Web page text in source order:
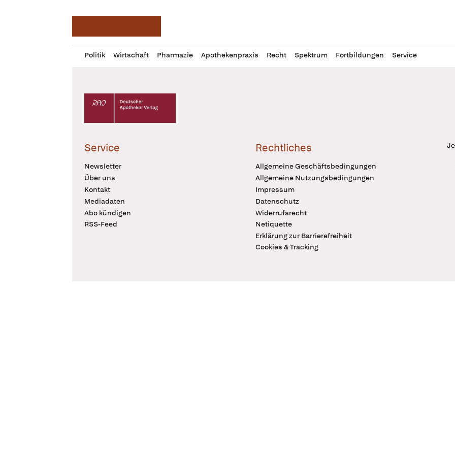
Politik Wirtschaft Pharmazie Apothekenpraxis Recht Spektrum Fortbildungen Service
Profil
öffnen
Daz
Pur
Deutscher Apotheker Verlag Logo
Service
Newsletter
Über uns
Kontakt
Mediadaten
Abo kündigen
RSS-Feed
Rechtliches
Allgemeine Geschäftsbedingungen
Allgemeine Nutzungsbedingungen
Impressum
Datenschutz
Widerrufsrecht
Netiquette
Erklärung zur Barrierefreiheit
Cookies & Tracking